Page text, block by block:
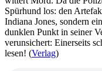
Spürhund los: den
Indiana Jones, sondern
dunklen Punkt in seiner
verunsichert: Einerseits
lesen! (Verlag)